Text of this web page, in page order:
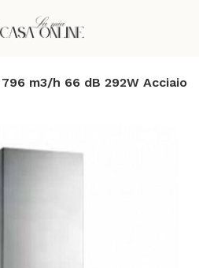
796 m3/h 66 dB 292W Acciaio